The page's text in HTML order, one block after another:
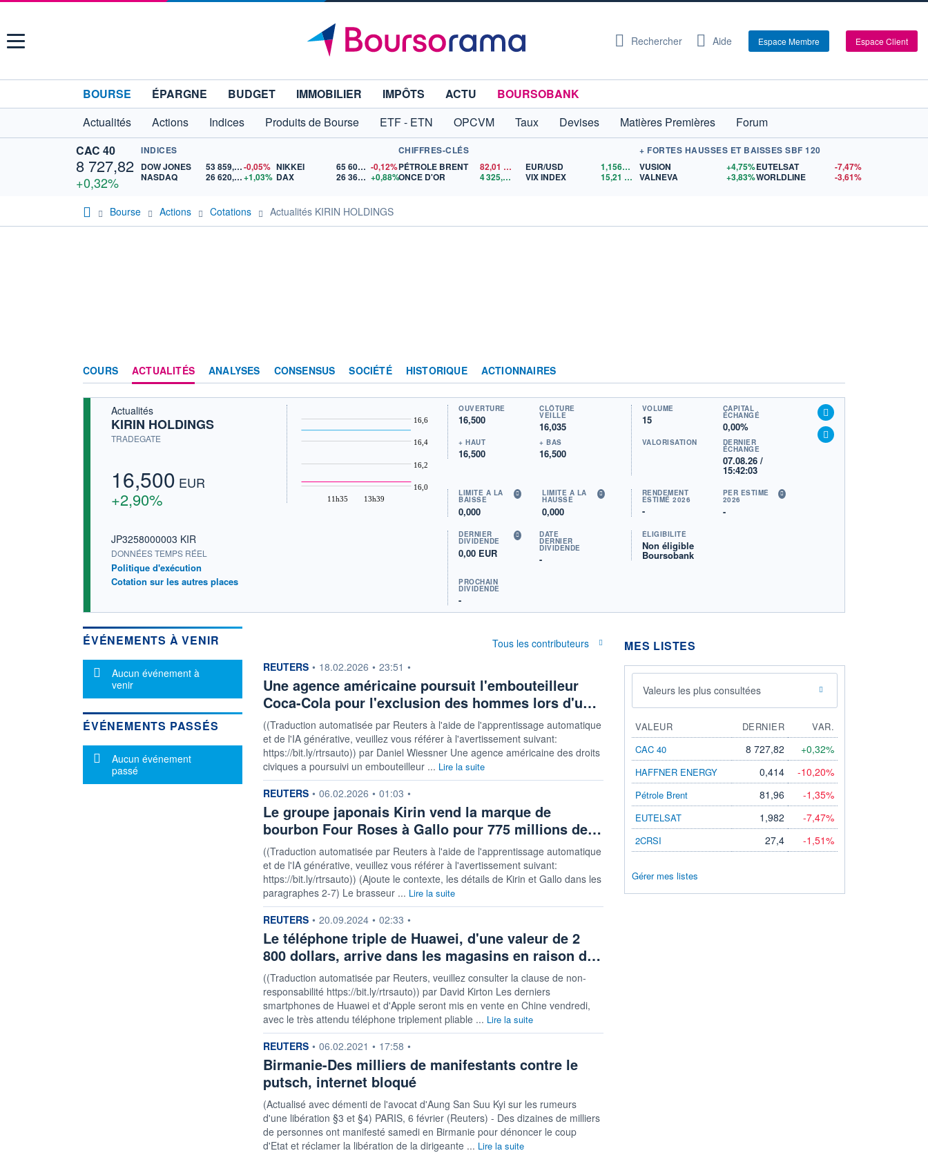
Menu Rechercher Aide Espace Membre Espace Client
BOURSE ÉPARGNE BUDGET IMMOBILIER IMPÔTS ACTU
BOURSOBANK
Actualités
Actions Indices Produits de Bourse ETF - ETN OPCVM Taux Devises Matières Premières
Forum
CAC 40
8 727,82
+0,32%
INDICES
DOW JONES
53 859,07-0,05%
NASDAQ
26 620,86+1,03%
NIKKEI 65 606,71 -0,12%
DAX
26 369,57 +0,88%
CHIFFRES-CLÉS
PÉTROLE BRENT
82,01
ONCE D'OR
4 325,02 $US
EUR/USD 1,1565$US
VIX INDEX
15,21
+ FORTES HAUSSES ET BAISSES SBF 120
VUSION
+4,75%
VALNEVA
+3,83%
EUTELSAT
-7,47%
WORLDLINE
-3,61%
Bourse Actions Cotations Actualités KIRIN HOLDINGS
COURS ACTUALITÉS ANALYSES CONSENSUS SOCIÉTÉ HISTORIQUE ACTIONNAIRES
Actualités
KIRIN HOLDINGS
TRADEGATE
16,500 EUR
+2,90%
JP3258000003 KIR
DONNÉES TEMPS RÉEL
Politique d'exécution
Cotation sur les autres places
11h35 13h39
16,0
16,2
16,4
16,6
OUVERTURE
16,500
CLÔTURE
VEILLE
16,035
+ HAUT
16,500
+ BAS
16,500
VOLUME
15
CAPITAL
ÉCHANGÉ
0,00%
VALORISATION DERNIER
ÉCHANGE
07.08.26 /
15:42:03
LIMITE À LA
BAISSE
0,000
LIMITE À LA
HAUSSE
0,000
RENDEMENT
ESTIMÉ 2026
-
PER ESTIMÉ
2026
-
DERNIER
DIVIDENDE
0,00 EUR
DATE
DERNIER
DIVIDENDE
-
PROCHAIN
DIVIDENDE
-
ÉLIGIBILITÉ
Non éligible
Boursobank
ÉVÉNEMENTS À VENIR
Message d'information
Aucun événement à
venir
ÉVÉNEMENTS PASSÉS
Message d'information
Aucun événement
passé
Tous les contributeurs
information fournie par
REUTERS • 18.02.2026 • 23:51 •
Une agence américaine poursuit l'embouteilleur
Coca-Cola pour l'exclusion des hommes lors d'u…
((Traduction automatisée par Reuters à l'aide de l'apprentissage automatique
et de l'IA générative, veuillez vous référer à l'avertissement suivant:
https://bit.ly/rtrsauto)) par Daniel Wiessner Une agence américaine des droits
civiques a poursuivi un embouteilleur ... Lire la suite
information fournie par
REUTERS • 06.02.2026 • 01:03 •
Le groupe japonais Kirin vend la marque de
bourbon Four Roses à Gallo pour 775 millions de…
((Traduction automatisée par Reuters à l'aide de l'apprentissage automatique
et de l'IA générative, veuillez vous référer à l'avertissement suivant:
https://bit.ly/rtrsauto)) (Ajoute le contexte, les détails de Kirin et Gallo dans les
paragraphes 2-7) Le brasseur ... Lire la suite
information fournie par
REUTERS • 20.09.2024 • 02:33 •
Le téléphone triple de Huawei, d'une valeur de 2
800 dollars, arrive dans les magasins en raison d…
((Traduction automatisée par Reuters, veuillez consulter la clause de non-
responsabilité https://bit.ly/rtrsauto)) par David Kirton Les derniers
smartphones de Huawei et d'Apple seront mis en vente en Chine vendredi,
avec le très attendu téléphone triplement pliable ... Lire la suite
information fournie par
REUTERS • 06.02.2021 • 17:58 •
Birmanie-Des milliers de manifestants contre le
putsch, internet bloqué
(Actualisé avec démenti de l'avocat d'Aung San Suu Kyi sur les rumeurs
d'une libération §3 et §4) PARIS, 6 février (Reuters) - Des dizaines de milliers
de personnes ont manifesté samedi en Birmanie pour dénoncer le coup
d'Etat et réclamer la libération de la dirigeante ... Lire la suite
MES LISTES
Valeurs les plus consultées
VALEUR DERNIER
VAR.
CAC 40
8 727,82 +0,32%
HAFFNER ENERGY 0,414 -10,20%
Pétrole Brent 81,96 -1,35%
EUTELSAT 1,982 -7,47%
2CRSI 27,4 -1,51%
Gérer mes listes